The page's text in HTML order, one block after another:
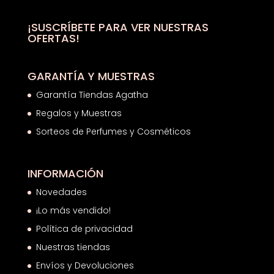
¡SUSCRÍBETE PARA VER NUESTRAS
OFERTAS!
GARANTÍA Y MUESTRAS
Garantía Tiendas Agatha
Regalos y Muestras
Sorteos de Perfumes y Cosméticos
INFORMACIÓN
Novedades
¡Lo más vendido!
Política de privacidad
Nuestras tiendas
Envíos y Devoluciones